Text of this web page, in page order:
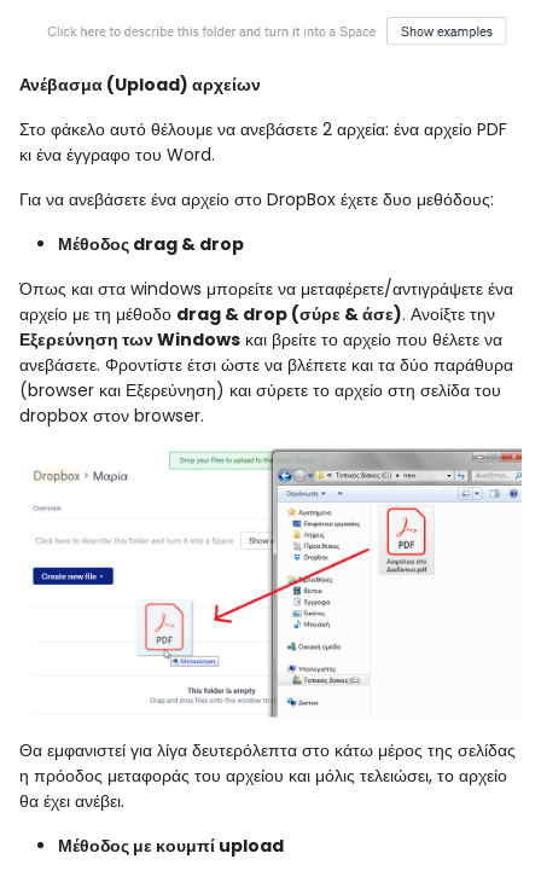
Ανέβασμα (Upload) αρχείων
Στο φάκελο αυτό θέλουμε να ανεβάσετε 2 αρχεία: ένα αρχείο PDF
κι ένα έγγραφο του Word.
Για να ανεβάσετε ένα αρχείο στο DropBox έχετε δυο μεθόδους:
Μέθοδος drag & drop
Όπως και στα windows μπορείτε να μεταφέρετε/αντιγράψετε ένα
αρχείο με τη μέθοδο drag & drop (σύρε & άσε). Ανοίξτε την
Εξερεύνηση τωνWindows και βρείτε το αρχείο που θέλετε να
ανεβάσετε. Φροντίστε έτσι ώστε να βλέπετε και τα δύο παράθυρα
(browser και Εξερεύνηση) και σύρετε το αρχείο στη σελίδα του
dropbox στον browser.
Θα εμφανιστεί για λίγα δευτερόλεπτα στο κάτω μέρος της σελίδας
η πρόοδος μεταφοράς του αρχείου και μόλις τελειώσει, το αρχείο
θα έχει ανέβει.
Μέθοδος με κουμπί upload